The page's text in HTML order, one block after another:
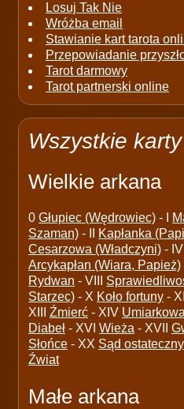
Losuj Tak Nie
Wróżba email
Stawianie kart tarota
Przepowiadanie
Tarot darmowy
Tarot partnerski online
Wszystkie
Wielkie arkana
0 Głupiec (Wędrowiec) - I
Szaman) - II Kapłanka
Cesarzowa (Władczyni) - IV
Arcykapłan (Wiara, Papież)
Rydwan - VIII
Starzec) - X Koło fortuny - XI
XIII Źmierć - XIV
Diabeł - XVI Wieża - XVII
Słońce - XX Sąd
Źwiat
Małe arkana